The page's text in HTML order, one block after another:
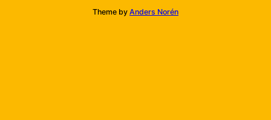
Theme by Anders Norén